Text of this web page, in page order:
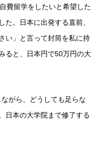
費留学をしたいと希望した
た。日本に出発する直前、
い」と言って封筒を私に持
ると、日本円で50万円の大
がら、どうしても足らな
日本の大学院まで修了する